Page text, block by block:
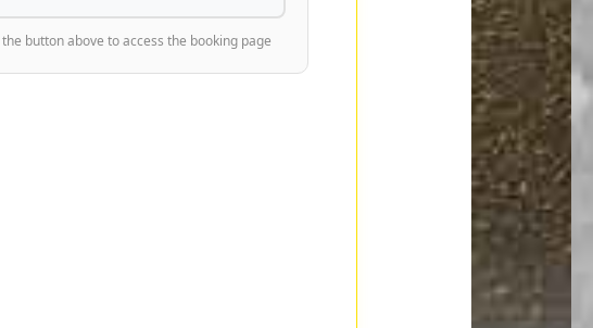
the button above to access the booking page